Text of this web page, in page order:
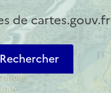
de cartes.gouv.fr
Rechercher